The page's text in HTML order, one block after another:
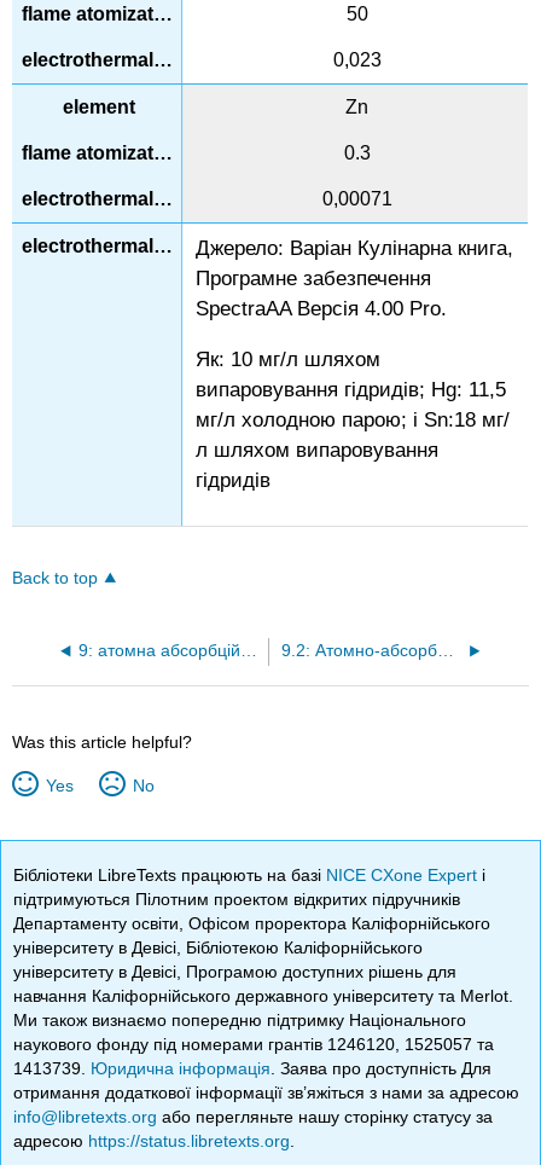
50
0,023
Zn
0.3
0,00071
Джерело: Варіан Кулінарна книга,
Програмне забезпечення
SpectraAA Версія 4.00 Pro.
Як: 10 мг/л шляхом
випаровування гідридів; Hg: 11,5
мг/л холодною парою; і Sn:18 мг/
л шляхом випаровування
гідридів
Back to top
9: атомна абсорбційна спектрометрія 9.2: Атомно-абсорбційні прилади
Was this article helpful?
Yes No
Бібліотеки LibreTexts працюють на базі NICE CXone Expert і
підтримуються Пілотним проектом відкритих підручників
Департаменту освіти, Офісом проректора Каліфорнійського
університету в Девісі, Бібліотекою Каліфорнійського
університету в Девісі, Програмою доступних рішень для
навчання Каліфорнійського державного університету та Merlot.
Ми також визнаємо попередню підтримку Національного
наукового фонду під номерами грантів 1246120, 1525057 та
1413739. Юридична інформація . Заява про доступність Для
отримання додаткової інформації зв’яжіться з нами за адресою
info@libretexts.org або перегляньте нашу сторінку статусу за
адресою https://status.libretexts.org